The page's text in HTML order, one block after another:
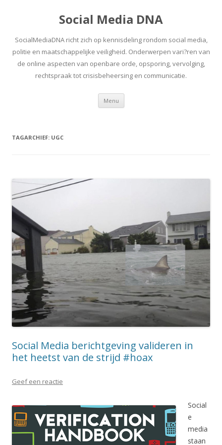
Social Media DNA
SocialMediaDNA richt zich op kennisdeling rondom social media,
politie en maatschappelijke veiligheid. Onderwerpen vari?ren van
de online aspecten van openbare orde, opsporing, vervolging,
rechtspraak tot crisisbeheersing en communicatie.
Menu Spring
inhoud
TAGARCHIEF: UGC
Social Media berichtgeving valideren in
het heetst van de strijd #hoax
Geef een reactie
Social
e
media
staan